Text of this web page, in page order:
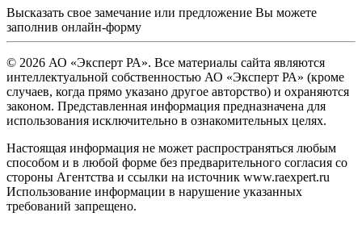
Высказать свое замечание или предложение Вы можете
заполнив онлайн-форму
© 2026 АО «Эксперт РА». Все материалы сайта являются
интеллектуальной собственностью АО «Эксперт РА» (кроме
случаев, когда прямо указано другое авторство) и охраняются
законом. Представленная информация предназначена для
использования исключительно в ознакомительных целях.
Настоящая информация не может распространяться любым
способом и в любой форме без предварительного согласия со
стороны Агентства и ссылки на источник www.raexpert.ru
Использование информации в нарушение указанных
требований запрещено.